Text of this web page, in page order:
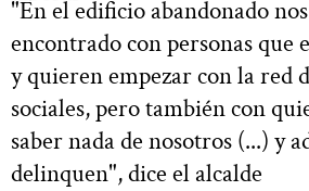
"En el edificio abandonado
encontrado con personas que
y quieren empezar con la red
sociales, pero también con
saber nada de nosotros (...) y
delinquen", dice el alcalde